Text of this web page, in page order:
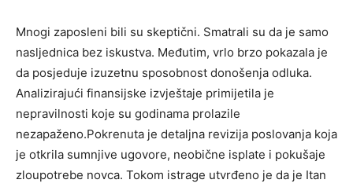
Mnogi zaposleni bili su skeptični. Smatrali su da je samo
nasljednica bez iskustva. Međutim, vrlo brzo pokazala je
da posjeduje izuzetnu sposobnost donošenja odluka.
Analizirajući finansijske izvještaje primijetila je
nepravilnosti koje su godinama prolazile
nezapaženo.Pokrenuta je detaljna revizija poslovanja koja
je otkrila sumnjive ugovore, neobične isplate i pokušaje
zloupotrebe novca. Tokom istrage utvrđeno je da je Itan